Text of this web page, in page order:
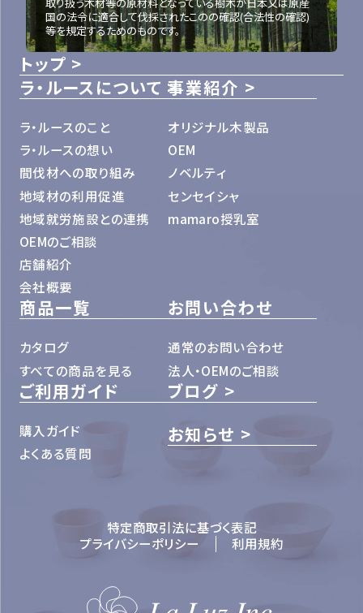
トップ
ラ・ルースについて
ラ・ルースのこと
ラ・ルースの想い
間伐材への取り組み
地域材の利用促進
地域就労施設との連携
OEMのご相談
店舗紹介
会社概要
事業紹介
オリジナル木製品
OEM
ノベルティ
センセイシャ
mamaro授乳室
商品一覧
カタログ
すべての商品を見る
お問い合わせ
通常のお問い合わせ
法人・OEMのご相談
ご利用ガイド
購入ガイド
よくある質問
ブログ
お知らせ
国の法令に適合して伐採されたこのの確認(合法性の確認)
等を規定するためのものです。
特定商取引法に基づく表記
プライバシーポリシー
利用規約